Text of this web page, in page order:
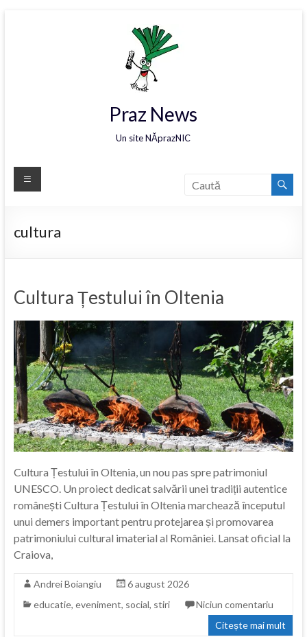
Praz News
Un site NĂprazNIC
cultura
Cultura Țestului în Oltenia
Cultura Țestului în Oltenia, un nou pas spre patrimoniul
UNESCO. Un proiect dedicat salvării unei tradiții autentice
românești Cultura Țestului în Oltenia marchează începutul
unui demers important pentru protejarea și promovarea
patrimoniului cultural imaterial al României. Lansat oficial la
Craiova,
Andrei Boiangiu
6 august 2026
educatie, eveniment, social, stiri
Niciun comentariu
Citește mai mult